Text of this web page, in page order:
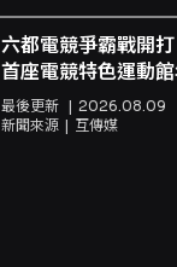
六都電競爭霸戰開
首座電競特色運動
最後更新
2026.08.09
新聞來源
互傳媒